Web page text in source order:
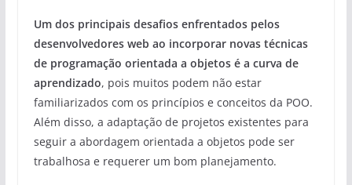
Um dos principais desafios enfrentados pelos
desenvolvedores web ao incorporar novas técnicas
de programação orientada a objetos é a curva de
aprendizado, pois muitos podem não estar
familiarizados com os princípios e conceitos da POO.
Além disso, a adaptação de projetos existentes para
seguir a abordagem orientada a objetos pode ser
trabalhosa e requerer um bom planejamento.